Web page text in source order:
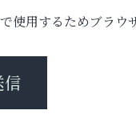
使用するためブラウ